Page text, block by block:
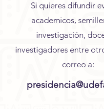
Si quieres difundir
academicos,
investigación,
investigadores entre
correo a: